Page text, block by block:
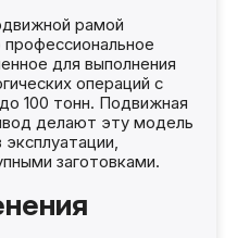
рамой
для выполнения
операций с
100 тонн. Подвижная
делают эту модель
заготовками.